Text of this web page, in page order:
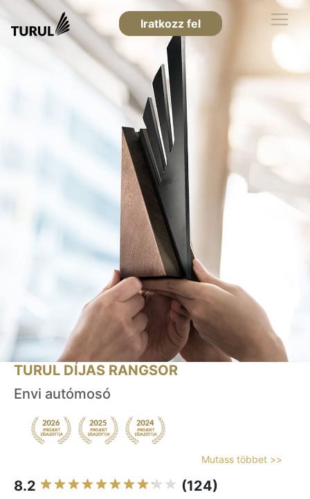
Iratkozz fel
TURUL DÍJAS RANGSOR
Envi autómosó
Mutass többet >>
8.2 (124)